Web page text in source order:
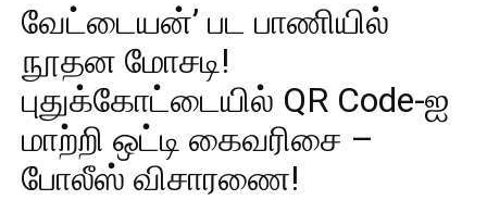
வேட்டையன்’ பட பாணியில்
நூதன மோசடி!
புதுக்கோட்டையில் QR Code-ஐ
மாற்றி ஒட்டி கைவரிசை –
போலீஸ் விசாரணை!